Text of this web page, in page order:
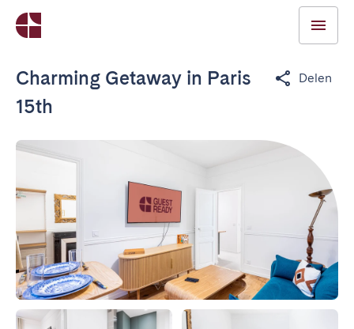
Charming Getaway in Paris
15th
Delen